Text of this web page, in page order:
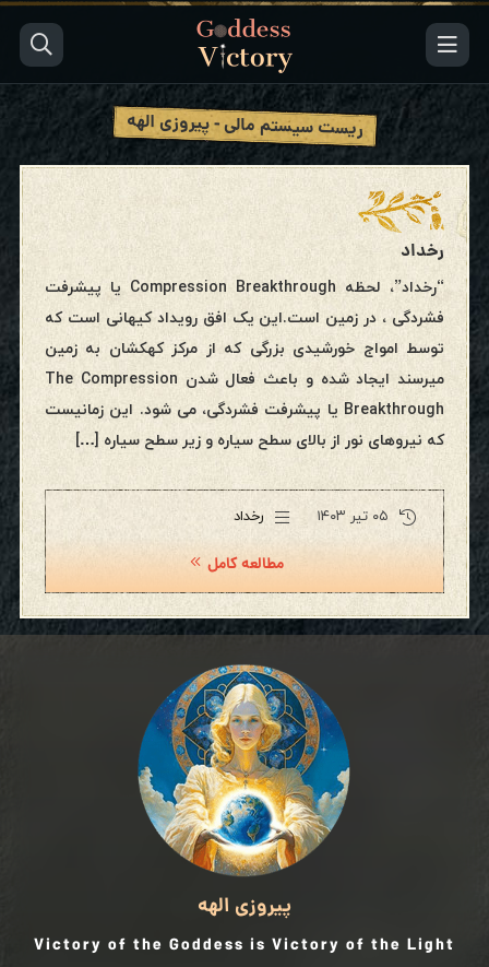
ریست سیستم مالی - پیروزی الهه
رخداد
“رخداد”، لحظه Compression Breakthrough یا پیشرفت
فشردگی ، در زمین است.این یک افق رویداد کیهانی است که
توسط امواج خورشیدی بزرگی که از مرکز کهکشان به زمین
میرسند ایجاد شده و باعث فعال شدن The Compression
Breakthrough یا پیشرفت فشردگی، می شود. این زمانیست
که نیروهای نور از بالای سطح سیاره و زیر سطح سیاره […]
۰۵ تیر ۱۴۰۳ رخداد
مطالعه کامل
پیروزی الهه
Victory of the Goddess is Victory of the Light